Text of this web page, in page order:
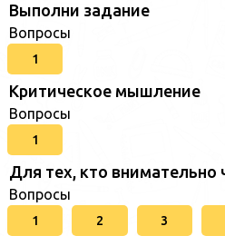
Выполни задание
Вопросы
1
Критическое мышление
Вопросы
1
Для тех, кто внимательно
Вопросы
1 2 3